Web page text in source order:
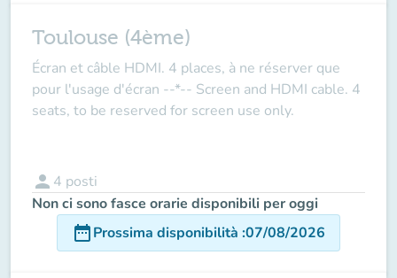
Toulouse (4ème)
Écran et câble HDMI. 4 places, à ne réserver que
pour l'usage d'écran --*-- Screen and HDMI cable. 4
seats, to be reserved for screen use only.
person 4 posti
Non ci sono fasce orarie disponibili per oggi
date_rangeProssima disponibilità :07/08/2026